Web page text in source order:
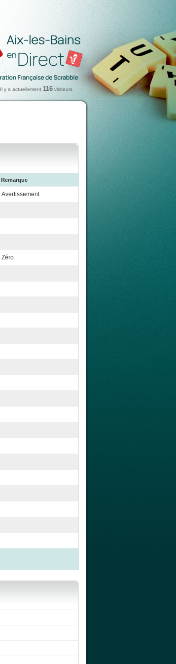
Il y a actuellement 116 visiteurs
Remarque
Avertissement
Zéro